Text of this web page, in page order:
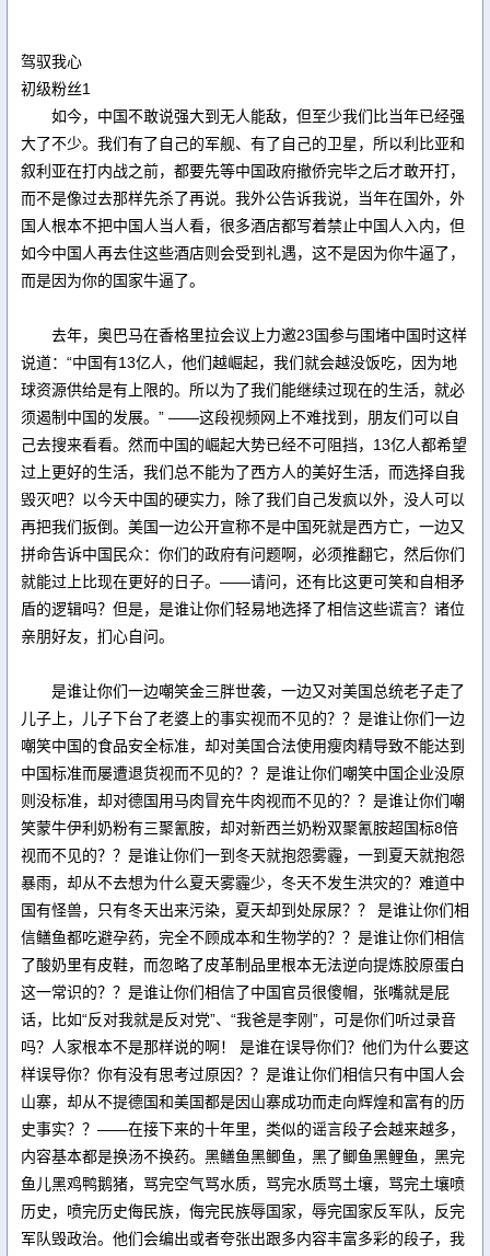
驾驭我心
初级粉丝1
如今，中国不敢说强大到无人能敌，但至少我们比当年已经强
大了不少。我们有了自己的军舰、有了自己的卫星，所以利比亚和
叙利亚在打内战之前，都要先等中国政府撤侨完毕之后才敢开打，
而不是像过去那样先杀了再说。我外公告诉我说，当年在国外，外
国人根本不把中国人当人看，很多酒店都写着禁止中国人入内，但
如今中国人再去住这些酒店则会受到礼遇，这不是因为你牛逼了，
而是因为你的国家牛逼了。
去年，奥巴马在香格里拉会议上力邀23国参与围堵中国时这样
说道：“中国有13亿人，他们越崛起，我们就会越没饭吃，因为地
球资源供给是有上限的。所以为了我们能继续过现在的生活，就必
须遏制中国的发展。” ——这段视频网上不难找到，朋友们可以自
己去搜来看看。然而中国的崛起大势已经不可阻挡，13亿人都希望
过上更好的生活，我们总不能为了西方人的美好生活，而选择自我
毁灭吧？以今天中国的硬实力，除了我们自己发疯以外，没人可以
再把我们扳倒。美国一边公开宣称不是中国死就是西方亡，一边又
拼命告诉中国民众：你们的政府有问题啊，必须推翻它，然后你们
就能过上比现在更好的日子。——请问，还有比这更可笑和自相矛
盾的逻辑吗？但是，是谁让你们轻易地选择了相信这些谎言？诸位
亲朋好友，扪心自问。
是谁让你们一边嘲笑金三胖世袭，一边又对美国总统老子走了
儿子上，儿子下台了老婆上的事实视而不见的？？是谁让你们一边
嘲笑中国的食品安全标准，却对美国合法使用瘦肉精导致不能达到
中国标准而屡遭退货视而不见的？？是谁让你们嘲笑中国企业没原
则没标准，却对德国用马肉冒充牛肉视而不见的？？是谁让你们嘲
笑蒙牛伊利奶粉有三聚氰胺，却对新西兰奶粉双聚氰胺超国标8倍
视而不见的？？是谁让你们一到冬天就抱怨雾霾，一到夏天就抱怨
暴雨，却从不去想为什么夏天雾霾少，冬天不发生洪灾的？难道中
国有怪兽，只有冬天出来污染，夏天却到处尿尿？？ 是谁让你们相
信鳝鱼都吃避孕药，完全不顾成本和生物学的？？是谁让你们相信
了酸奶里有皮鞋，而忽略了皮革制品里根本无法逆向提炼胶原蛋白
这一常识的？？是谁让你们相信了中国官员很傻帽，张嘴就是屁
话，比如“反对我就是反对党”、“我爸是李刚”，可是你们听过录音
吗？人家根本不是那样说的啊！ 是谁在误导你们？他们为什么要这
样误导你？你有没有思考过原因？？是谁让你们相信只有中国人会
山寨，却从不提德国和美国都是因山寨成功而走向辉煌和富有的历
史事实？？——在接下来的十年里，类似的谣言段子会越来越多，
内容基本都是换汤不换药。黑鳝鱼黑鲫鱼，黑了鲫鱼黑鲤鱼，黑完
鱼儿黑鸡鸭鹅猪，骂完空气骂水质，骂完水质骂土壤，骂完土壤喷
历史，喷完历史侮民族，侮完民族辱国家，辱完国家反军队，反完
军队毁政治。他们会编出或者夸张出跟多内容丰富多彩的段子，我